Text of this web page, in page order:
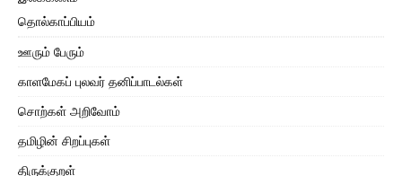
தொல்காப்பியம்
ஊரும் பேரும்
காளமேகப் புலவர் தனிப்பாடல்கள்
சொற்கள் அறிவோம்
தமிழின் சிறப்புகள்
திருக்குறள்